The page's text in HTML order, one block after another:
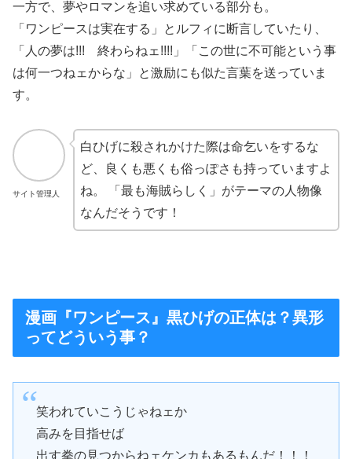
一方で、夢やロマンを追い求めている部分も。
「ワンピースは実在する」とルフィに断言していたり、
「人の夢は!!! 終わらねェ!!!!」「この世に不可能という事
は何一つねェからな」と激励にも似た言葉を送っていま
す。
サイト管理人
白ひげに殺されかけた際は命乞いをするな
ど、良くも悪くも俗っぽさも持っていますよ
ね。 「最も海賊らしく」がテーマの人物像
なんだそうです！
漫画『ワンピース』黒ひげの正体は？異形
ってどういう事？
笑われていこうじゃねェか
高みを目指せば
出す拳の見つからねェケンカもあるもんだ！！！